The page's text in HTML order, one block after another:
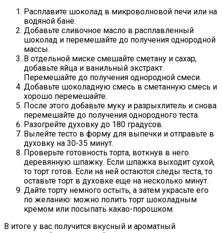
Расплавите шоколад в микроволновой печи или на
водяной бане.
Добавьте сливочное масло в расплавленный
шоколад и перемешайте до получения однородной
массы.
В отдельной миске смешайте сметану и сахар,
добавьте яйца и ванильный экстракт.
Перемешайте до получения однородной смеси.
Добавьте шоколадную смесь в сметанную смесь и
хорошо перемешайте.
После этого добавьте муку и разрыхлитель и снова
перемешайте до получения однородного теста.
Разогрейте духовку до 180 градусов.
Вылейте тесто в форму для выпечки и отправьте в
духовку на 30-35 минут.
Проверьте готовность торта, воткнув в него
деревянную шпажку. Если шпажка выходит сухой,
то торт готов. Если на ней остаются следы теста, то
оставьте торт в духовке еще на несколько минут.
Дайте торту немного остыть, а затем украсьте его
по желанию: можно полить торт шоколадным
кремом или посыпать какао-порошком.
В итоге у вас получится вкусный и ароматный